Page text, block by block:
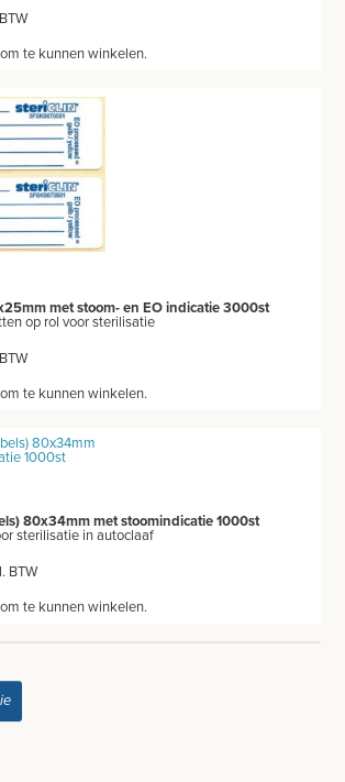
AUTOCLAVEREN
- LOEPEBRIL
OPERATIETAFEL VETERINAIR
om te kunnen winkelen.
met stoom- en EO indicatie 3000st
op rol voor sterilisatie
om te kunnen winkelen.
80x34mm met stoomindicatie 1000st
sterilisatie in autoclaaf
BTW
om te kunnen winkelen.